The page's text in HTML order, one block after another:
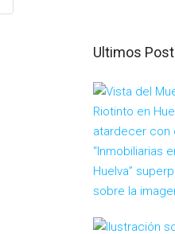
Ultimos Post